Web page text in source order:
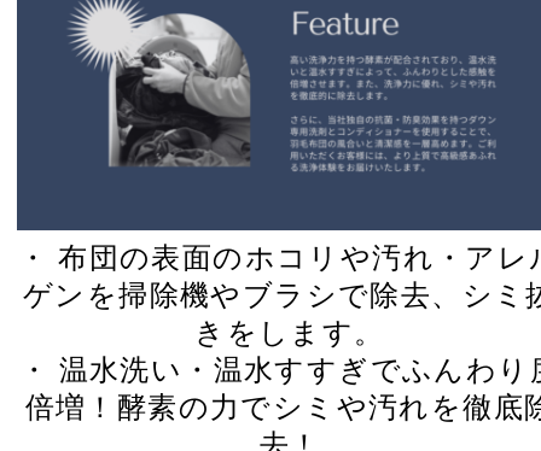
・布団の表面のホコリや汚れ・アレ
ゲンを掃除機やブラシで除去、シミ
きをします。
・ 温水洗い・温水すすぎでふんわり
倍増！酵素の力でシミや汚れを徹底